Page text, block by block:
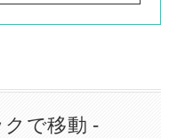
クで移動 -